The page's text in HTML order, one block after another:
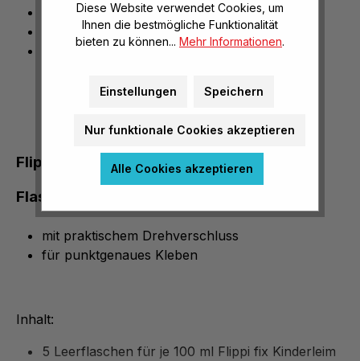
5 Stück à 100 ml
mit praktischem Drehverschluss
für punktgenaues Kleben
Flippi fix® Kinderleim Leerflaschen - 5
Flaschen zum Nachfüllen
mit praktischem Drehverschluss
für punktgenaues Kleben
Inhalt:
5 Leerflaschen für je 100 ml Flippi fix Kinderleim
Diese Website verwendet Cookies, um
Ihnen die bestmögliche Funktionalität
bieten zu können... Mehr Informationen.
Einstellungen Speichern
Nur funktionale Cookies akzeptieren
Alle Cookies akzeptieren